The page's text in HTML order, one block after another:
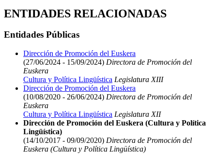
ENTIDADES RELACIONADAS
Entidades Públicas
Dirección de Promoción del Euskera
(27/06/2024 - 15/09/2024) Directora de Promoción del
Euskera
Cultura y Política Lingüística Legislatura XIII
Dirección de Promoción del Euskera
(10/08/2020 - 26/06/2024) Directora de Promoción del
Euskera
Cultura y Política Lingüística Legislatura XII
Dirección de Promoción del Euskera (Cultura y Política
Lingüística)
(14/10/2017 - 09/09/2020) Directora de Promoción del
Euskera (Cultura y Política Lingüística)